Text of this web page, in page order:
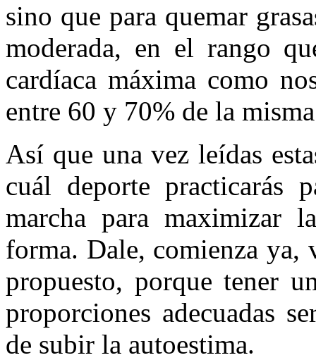
sino que para quemar
moderada, en el rango
cardíaca máxima como
entre 60 y 70% de la
Así que una vez leídas
cuál deporte practicarás
marcha para maximizar
forma. Dale, comienza
propuesto, porque tener
proporciones adecuadas
de subir la autoestima.